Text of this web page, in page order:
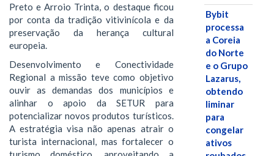
Preto e Arroio Trinta, o destaque ficou
por conta da tradição vitivinícola e da
preservação da herança cultural
europeia.
Desenvolvimento e Conectividade
Regional a missão teve como objetivo
ouvir as demandas dos municípios e
alinhar o apoio da SETUR para
potencializar novos produtos turísticos.
A estratégia visa não apenas atrair o
turista internacional, mas fortalecer o
Bybit
processa
a Coreia
do Norte
e o Grupo
Lazarus,
obtendo
liminar
para
congelar
ativos